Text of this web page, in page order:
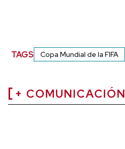
TAGS Copa Mundial de la FIFA
+ COMUNICACIÓN